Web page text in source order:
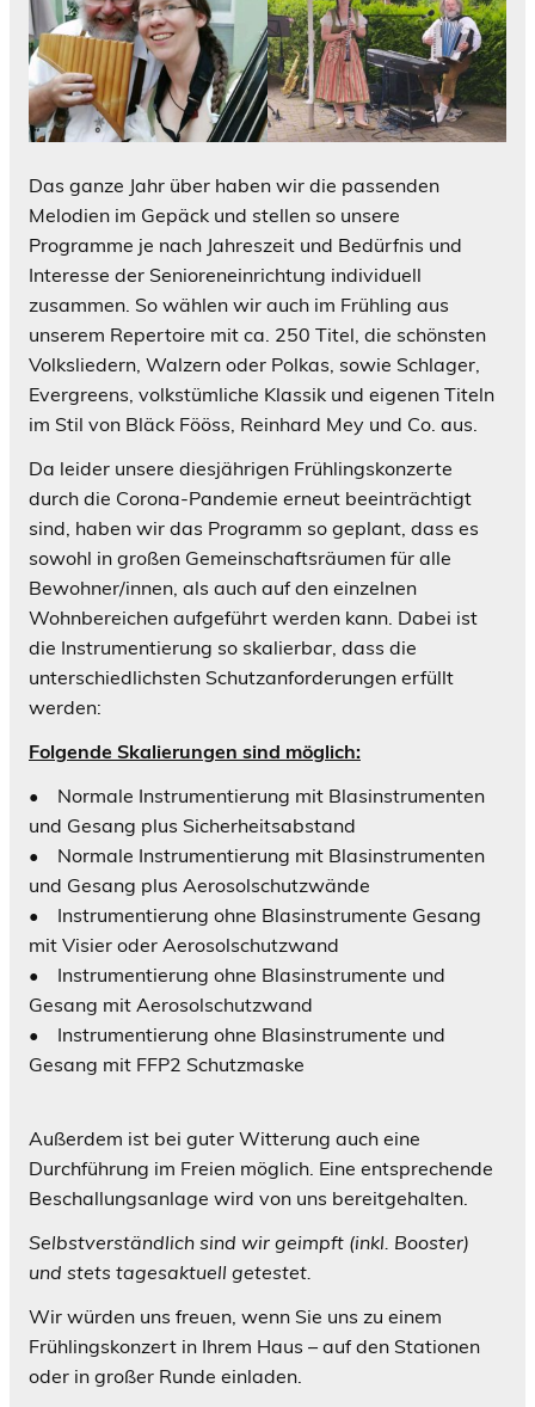
Das ganze Jahr über haben wir die passenden
Melodien im Gepäck und stellen so unsere
Programme je nach Jahreszeit und Bedürfnis und
Interesse der Senioreneinrichtung individuell
zusammen. So wählen wir auch im Frühling aus
unserem Repertoire mit ca. 250 Titel, die schönsten
Volksliedern, Walzern oder Polkas, sowie Schlager,
Evergreens, volkstümliche Klassik und eigenen Titeln
im Stil von Bläck Fööss, Reinhard Mey und Co. aus.
Da leider unsere diesjährigen Frühlingskonzerte
durch die Corona-Pandemie erneut beeinträchtigt
sind, haben wir das Programm so geplant, dass es
sowohl in großen Gemeinschaftsräumen für alle
Bewohner/innen, als auch auf den einzelnen
Wohnbereichen aufgeführt werden kann. Dabei ist
die Instrumentierung so skalierbar, dass die
unterschiedlichsten Schutzanforderungen erfüllt
werden:
Folgende Skalierungen sind möglich:
• Normale Instrumentierung mit Blasinstrumenten
und Gesang plus Sicherheitsabstand
• Normale Instrumentierung mit Blasinstrumenten
und Gesang plus Aerosolschutzwände
• Instrumentierung ohne Blasinstrumente Gesang
mit Visier oder Aerosolschutzwand
• Instrumentierung ohne Blasinstrumente und
Gesang mit Aerosolschutzwand
• Instrumentierung ohne Blasinstrumente und
Gesang mit FFP2 Schutzmaske
Außerdem ist bei guter Witterung auch eine
Durchführung im Freien möglich. Eine entsprechende
Beschallungsanlage wird von uns bereitgehalten.
Selbstverständlich sind wir geimpft (inkl. Booster)
und stets tagesaktuell getestet.
Wir würden uns freuen, wenn Sie uns zu einem
Frühlingskonzert in Ihrem Haus – auf den Stationen
oder in großer Runde einladen.